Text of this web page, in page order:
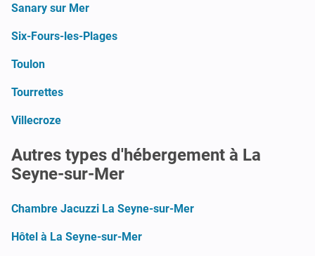
Sanary sur Mer
Six-Fours-les-Plages
Toulon
Tourrettes
Villecroze
Autres types d'hébergement à La
Seyne-sur-Mer
Chambre Jacuzzi La Seyne-sur-Mer
Hôtel à La Seyne-sur-Mer